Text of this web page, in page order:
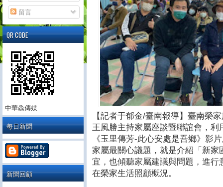
【記者于郁金/臺南報導】臺南榮
王風勝主持家屬座談暨聯誼會，
《玉里傳芳-此心安處是吾鄉》影
家屬最關心議題，就是介紹「新
宜，也傾聽家屬建議與問題，進
在榮家生活照顧概況。
留言
QR CODE
中華鱻傳媒
每日新聞
新聞回顧